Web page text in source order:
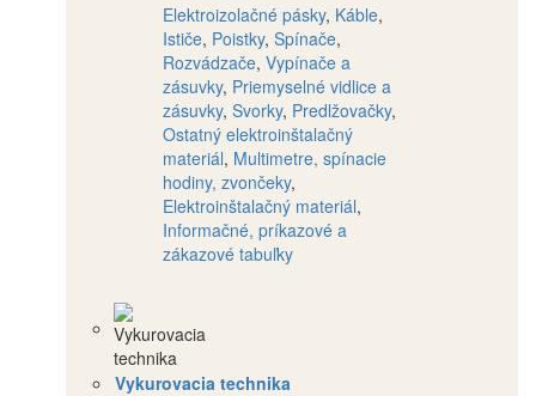
Elektroizolačné pásky, Káble,
Ističe, Poistky, Spínače,
Rozvádzače, Vypínače a
zásuvky, Priemyselné vidlice a
zásuvky, Svorky, Predlžovačky,
Ostatný elektroinštalačný
materiál, Multimetre, spínacie
hodiny, zvončeky,
Elektroinštalačný materiál,
Informačné, príkazové a
zákazové tabuľky
Vykurovacia technika